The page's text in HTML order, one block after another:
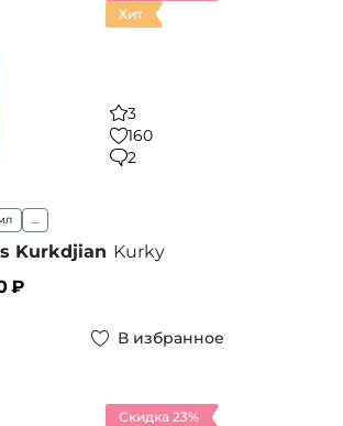
Хит
3
160
2
...
Kurkdjian Kurky
₽
В избранное
Скидка 23%